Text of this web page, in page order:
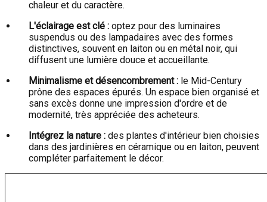
chaleur et du caractère.
L'éclairage est clé : optez pour des luminaires
suspendus ou des lampadaires avec des formes
distinctives, souvent en laiton ou en métal noir, qui
diffusent une lumière douce et accueillante.
Minimalisme et désencombrement : le Mid-Century
prône des espaces épurés. Un espace bien organisé et
sans excès donne une impression d'ordre et de
modernité, très appréciée des acheteurs.
Intégrez la nature : des plantes d'intérieur bien choisies
dans des jardinières en céramique ou en laiton, peuvent
compléter parfaitement le décor.